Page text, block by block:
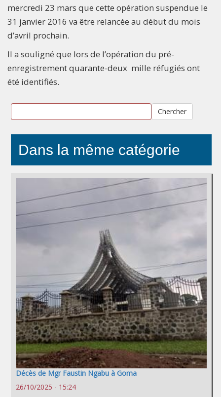
mercredi 23 mars que cette opération suspendue le
31 janvier 2016 va être relancée au début du mois
d’avril prochain.
Il a souligné que lors de l’opération du pré-
enregistrement quarante-deux mille réfugiés ont
été identifiés.
Chercher
Dans la même catégorie
Décès de Mgr Faustin Ngabu à Goma
26/10/2025 - 15:24